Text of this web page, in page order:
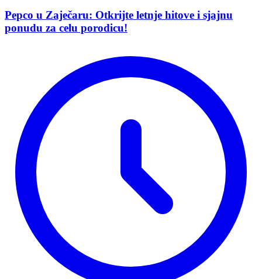
Pepco u Zaječaru: Otkrijte letnje hitove i sjajnu
ponudu za celu porodicu!